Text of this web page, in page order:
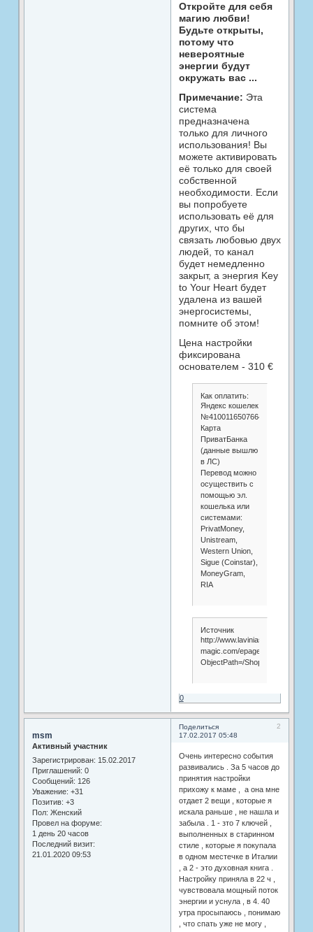
Откройте для себя
магию любви!
Будьте открыты,
потому что
невероятные
энергии будут
окружать вас ...
Примечание: Эта
система
предназначена
только для личного
использования! Вы
можете активировать
её только для своей
собственной
необходимости. Если
вы попробуете
использовать её для
других, что бы
связать любовью двух
людей, то канал
будет немедленно
закрыт, а энергия Key
to Your Heart будет
удалена из вашей
энергосистемы,
помните об этом!
Цена настройки
фиксирована
основателем - 310 €
Как оплатить:
Яндекс кошелек
№410011650766453
Карта
ПриватБанка
(данные вышлю
в ЛС)
Перевод можно
осуществить с
помощью эл.
кошелька или
системами:
PrivatMoney,
Unistream,
Western Union,
Sigue (Coinstar),
MoneyGram,
RIA
Источник
http://www.lavinias-
magic.com/epages/63832453.sf/
ObjectPath=/Shops/63832453/
0
Поделиться
2
17.02.2017 05:48
msm
Активный участник
Зарегистрирован: 15.02.2017
Приглашений: 0
Сообщений: 126
Уважение: +31
Позитив: +3
Пол: Женский
Провел на форуме:
1 день 20 часов
Последний визит:
21.01.2020 09:53
Очень интересно события
развивались . За 5 часов до
принятия настройки
прихожу к маме , а она мне
отдает 2 вещи , которые я
искала раньше , не нашла и
забыла . 1 - зто 7 ключей ,
выполненных в старинном
стиле , которые я покупала
в одном местечке в Италии
, а 2 - это духовная книга .
Настройку приняла в 22 ч ,
чувствовала мощный поток
энергии и уснула , в 4. 40
утра просыпаюсь , понимаю
, что спать уже не могу ,